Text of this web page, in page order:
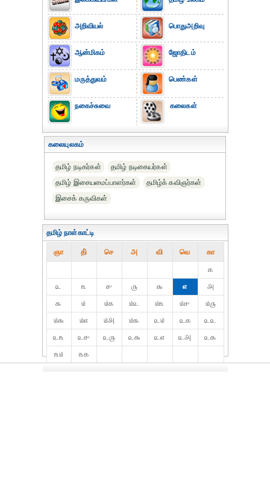
அறிவியல்
ஆன்மிகம்
மருத்துவம்
நகைச்சுவை
பொதுஅறிவு
ஜோதிடம்
பெண்கள்
கலைகள்
கலையுலகம்
தமிழ் நடிகர்கள்
தமிழ் நடிகையர்கள்
தமிழ் இசையமைப்பாளர்கள்
தமிழ்க் கவிஞர்கள்
இசைக் கருவிகள்
தமிழ் நாள்காட்டி
ஞா தி் செ அ வி வெ கா
௧
௨
௩ ௪ ௫ ௬ ௭
௮
௯
௰ ௰௧ ௰௨ ௰௩ ௰௪
௰௫
௰௬
௰௭ ௰௮ ௰௯ ௨௰ ௨௧
௨௨
௨௩
௨௪ ௨௫ ௨௬ ௨௭ ௨௮
௨௯
௩௰
௩௧